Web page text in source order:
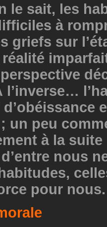
le sait, les
à
griefs sur
l’inverse…
un peu
à la
nous
pour nous.